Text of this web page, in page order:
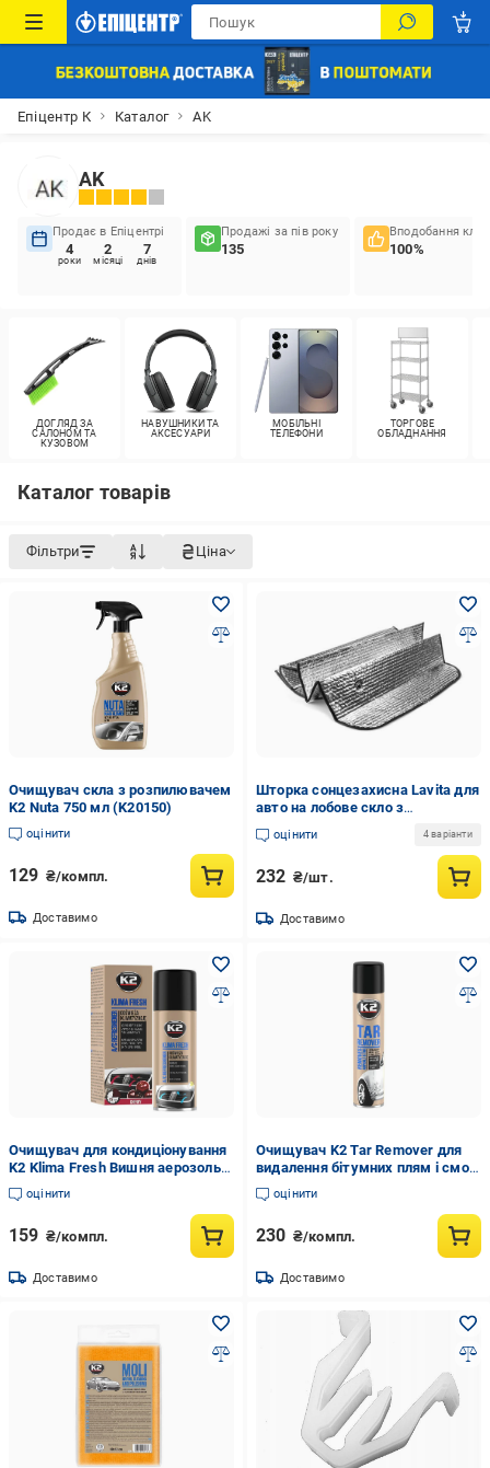
Епіцентр К Каталог AK
AK
Продає в Епіцентрі
4
роки
2
місяці
7
днів
Продажі за пів року
135
Вподобання
100%
ДОГЛЯД ЗА
САЛОНОМ ТА
КУЗОВОМ
НАВУШНИКИ ТА
АКСЕСУАРИ
МОБІЛЬНІ
ТЕЛЕФОНИ
ТОРГОВЕ
ОБЛАДНАННЯ
Каталог товарів
Фільтри Ціна
Очищувач скла з розпилювачем
K2 Nuta 750 мл (K20150)
оцінити
129 ₴/компл.
Доставимо
Шторка сонцезахисна Lavita для
авто на лобове скло з
присосками і вирізом під
дзеркало 175х100 см (LA
оцінити 4 варіанти
232 ₴/шт.
Доставимо
Очищувач для кондиціонування
K2 Klima Fresh Вишня аерозоль
150 мл (K20027)
оцінити
159 ₴/компл.
Доставимо
Очищувач K2 Tar Remover для
видалення бітумних плям і смол
300 мл (K20295)
оцінити
230 ₴/компл.
Доставимо